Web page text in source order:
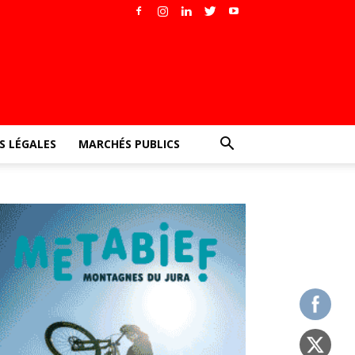
LÉGALES MARCHÉS PUBLICS